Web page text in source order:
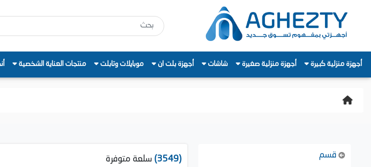
أجهزة منزلية كبيرة أجهزة منزلية صغيرة شاشات أجهزة بلت ان موبايلات وتابلت منتجات العناية الشخصية
قسم (3549) سلعة متوفرة